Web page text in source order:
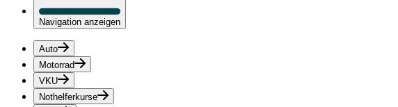
Navigation anzeigen
Auto
Motorrad
VKU
Nothelferkurse